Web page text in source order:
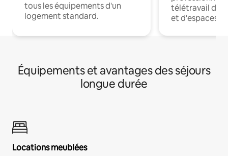
tous les équipements d'un
logement standard.
télétravail
et d'espaces
Équipements et avantages des séjours
longue durée
Locations meublées